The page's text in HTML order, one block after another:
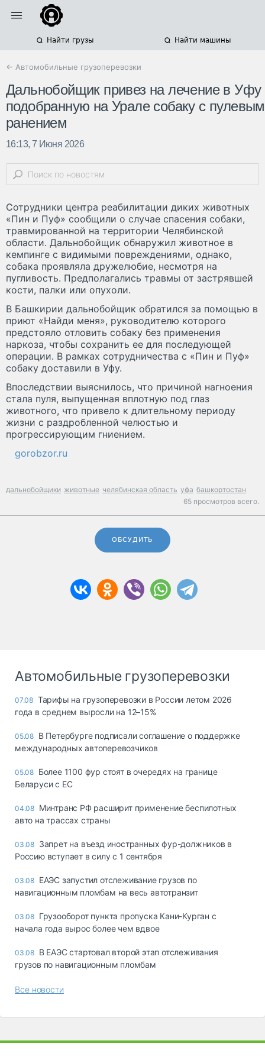
Найти грузы Найти машины
← Автомобильные грузоперевозки
Дальнобойщик привез на лечение в Уфу
подобранную на Урале собаку с пулевым
ранением
16:13, 7 Июня 2026
Сотрудники центра реабилитации диких животных
«Пин и Пуф» сообщили о случае спасения собаки,
травмированной на территории Челябинской
области. Дальнобойщик обнаружил животное в
кемпинге с видимыми повреждениями, однако,
собака проявляла дружелюбие, несмотря на
пугливость. Предполагались травмы от застрявшей
кости, палки или опухоли.
В Башкирии дальнобойщик обратился за помощью в
приют «Найди меня», руководителю которого
предстояло отловить собаку без применения
наркоза, чтобы сохранить ее для последующей
операции. В рамках сотрудничества с «Пин и Пуф»
собаку доставили в Уфу.
Впоследствии выяснилось, что причиной нагноения
стала пуля, выпущенная вплотную под глаз
животного, что привело к длительному периоду
жизни с раздробленной челюстью и
прогрессирующим гниением.
gorobzor.ru
дальнобойщики животные челябинская область уфа башкортостан
65 просмотров всего.
ОБСУДИТЬ
Автомобильные грузоперевозки
07.08 Тарифы на грузоперевозки в России летом 2026
года в среднем выросли на 12–15%
05.08 В Петербурге подписали соглашение о поддержке
международных автоперевозчиков
05.08 Более 1100 фур стоят в очередях на границе
Беларуси с ЕС
04.08 Минтранс РФ расширит применение беспилотных
авто на трассах страны
03.08 Запрет на въезд иностранных фур-должников в
Россию вступает в силу с 1 сентября
03.08 ЕАЭС запустил отслеживание грузов по
навигационным пломбам на весь автотранзит
03.08 Грузооборот пункта пропуска Кани-Курган с
начала года вырос более чем вдвое
03.08 В ЕАЭС стартовал второй этап отслеживания
грузов по навигационным пломбам
Все новости